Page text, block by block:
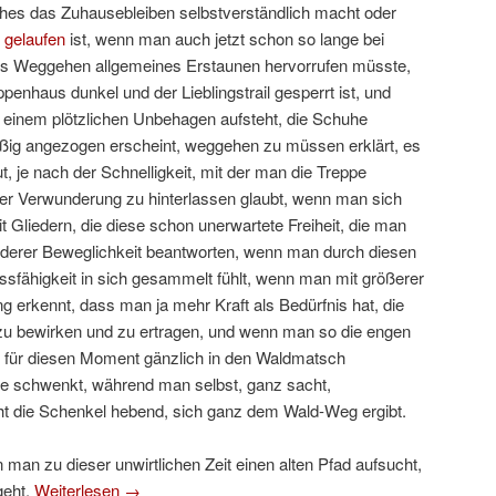
das Zuhausebleiben selbstverständlich macht oder
ist, wenn man auch jetzt schon so lange bei
Weggehen allgemeines Erstaunen hervorrufen müsste,
dunkel und der Lieblingstrail gesperrt ist, und
plötzlichen Unbehagen aufsteht, die Schuhe
angezogen erscheint, weggehen zu müssen erklärt, es
je nach der Schnelligkeit, mit der man die Treppe
Verwunderung zu hinterlassen glaubt, wenn man sich
Gliedern, die diese schon unerwartete Freiheit, die man
Beweglichkeit beantworten, wenn man durch diesen
in sich gesammelt fühlt, wenn man mit größerer
erkennt, dass man ja mehr Kraft als Bedürfnis hat, die
bewirken und zu ertragen, und wenn man so die engen
diesen Moment gänzlich in den Waldmatsch
schwenkt, während man selbst, ganz sacht,
die Schenkel hebend, sich ganz dem Wald-Weg ergibt.
zu dieser unwirtlichen Zeit einen alten Pfad aufsucht,
Weiterlesen →